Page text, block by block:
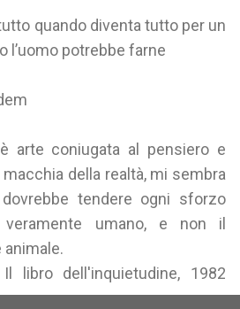
quando diventa tutto per un
l’uomo potrebbe farne
arte coniugata al pensiero e
della realtà, mi sembra
tendere ogni sforzo
umano, e non il
libro dell'inquietudine, 1982